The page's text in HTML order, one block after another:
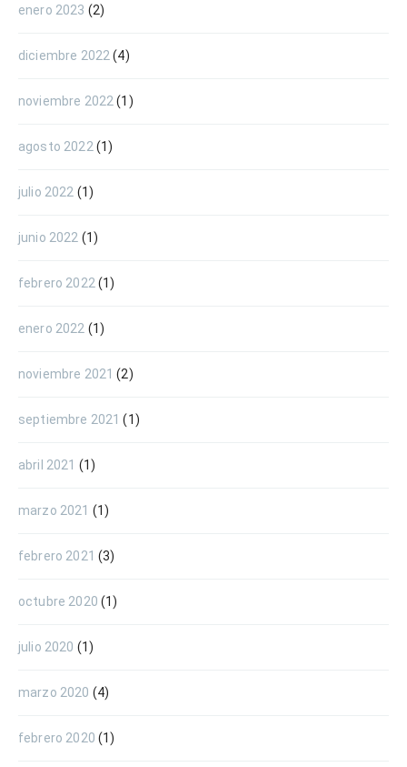
enero 2023 (2)
diciembre 2022 (4)
noviembre 2022 (1)
agosto 2022 (1)
julio 2022 (1)
junio 2022 (1)
febrero 2022 (1)
enero 2022 (1)
noviembre 2021 (2)
septiembre 2021 (1)
abril 2021 (1)
marzo 2021 (1)
febrero 2021 (3)
octubre 2020 (1)
julio 2020 (1)
marzo 2020 (4)
febrero 2020 (1)